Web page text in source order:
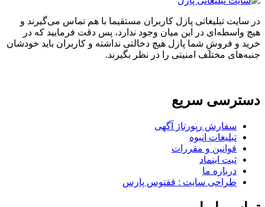
در سایت تبلیغاتی پازل کاربران مستقیما با هم تماس می‌گیرند و
هیچ واسطه‌ای در این میان وجود ندارد، پس دقت فرمایید که در
خرید و فروشِ شما پازل هیچ دخالتی نداشته و کاربران باید خودشان
جنبه‌های مختلف امنیتی را در نظر بگیرند.
دسترسی سریع
سفارش رپورتاژ آگهی
تبلیغات انبوه
قوانین و مقررات
ثبت اینماد
درباره ما
طراحی سایت : ققنوس پارس